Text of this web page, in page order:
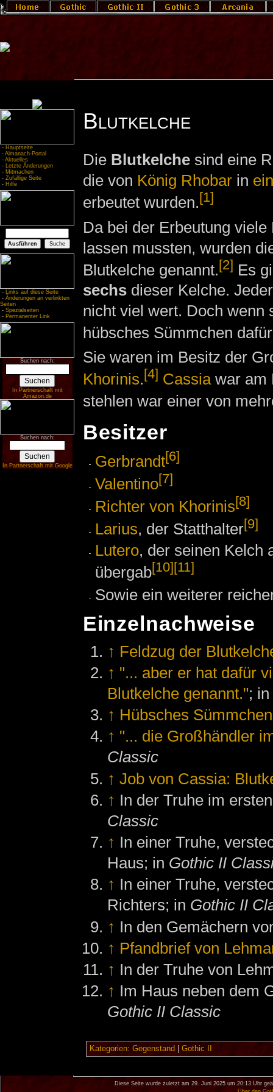
- Hauptseite
- Almanach-Portal
- Aktuelles
- Letzte Änderungen
- Mitmachen
- Zufällige Seite
- Hilfe
- Links auf diese Seite
- Änderungen an verlinkten
Seiten
- Spezialseiten
- Permanenter Link
Suchen nach:
In Partnerschaft mit
Amazon.de
Suchen nach:
In Partnerschaft mit Google
Blutkelche
Die Blutkelchesind eine
die von König Rhobarin
erbeutet wurden. [1]
Da bei der Erbeutung
lassen mussten, wurden
Blutkelche genannt.[2] Es
sechsdieser Kelche.
nicht viel wert. Doch wenn
hübsches Sümmchen
Sie waren im Besitz der
Khorinis. [4] Cassiawar am
stehlen war einer von
Besitzer
Gerbrandt[6]
Valentino[7]
Richter von Khorinis[8]
Larius, der Statthalter[9]
Lutero, der seinen Kelch
übergab[10] [11]
Sowie ein weiterer
Einzelnachweise
↑ Feldzug der
↑ "... aber er hat dafür
Blutkelche genannt.";
↑ Hübsches
↑ "... die Großhändler
Classic
↑ Job von Cassia:
↑ In der Truhe im
Classic
↑ In einer Truhe,
Haus; in Gothic II
↑ In einer Truhe,
Richters; in Gothic II
↑ In den Gemächern
↑ Pfandbrief von
↑ In der Truhe von
↑ Im Haus neben dem
Gothic II Classic
Kategorien: Gegenstand Gothic II
Diese Seite wurde zuletzt am 29. Juni 2025 um 20:13 Uhr